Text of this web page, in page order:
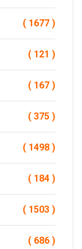
( 1677 )
( 121 )
( 167 )
( 375 )
( 1498 )
( 184 )
( 1503 )
( 686 )